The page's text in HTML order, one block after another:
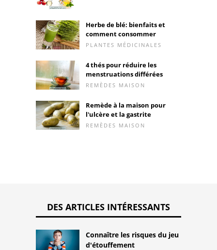
Herbe de blé: bienfaits et
comment consommer
PLANTES MÉDICINALES
4 thés pour réduire les
menstruations différées
REMÈDES MAISON
Remède à la maison pour
l'ulcère et la gastrite
REMÈDES MAISON
DES ARTICLES INTÉRESSANTS
Connaître les risques du jeu
d'étouffement